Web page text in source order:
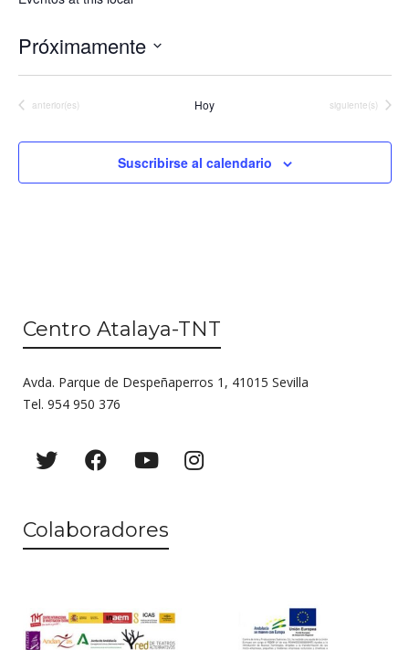
Próximamente
Eventos
anterior(es) Hoy Eventos
siguiente(s)
Suscribirse al calendario
Centro Atalaya-TNT
Avda. Parque de Despeñaperros 1, 41015 Sevilla
Tel. 954 950 376
Colaboradores